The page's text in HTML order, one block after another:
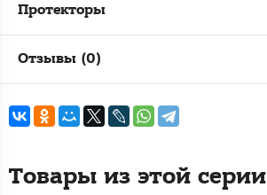
Протекторы
Отзывы (0)
Товары из этой серии